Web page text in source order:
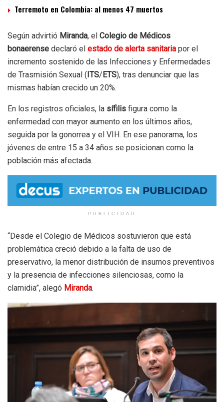
Terremoto en Colombia: al menos 47 muertos
Según advirtió Miranda, el Colegio de Médicos
bonaerense declaró el estado de alerta sanitaria por el
incremento sostenido de las Infecciones y Enfermedades
de Trasmisión Sexual ( ITS/ ETS), tras denunciar que las
mismas habían crecido un 20%.
En los registros oficiales, la sífilis figura como la
enfermedad con mayor aumento en los últimos años,
seguida por la gonorrea y el VIH. En ese panorama, los
jóvenes de entre 15 a 34 años se posicionan como la
población más afectada.
PUBLICIDAD
“Desde el Colegio de Médicos sostuvieron que está
problemática creció debido a la falta de uso de
preservativo, la menor distribución de insumos preventivos
y la presencia de infecciones silenciosas, como la
clamidia”, alegó Miranda.